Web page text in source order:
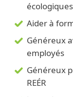
Aider à
Généreux
employés
Généreux
REÉR